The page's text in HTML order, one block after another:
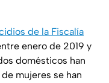
de la Fiscalía
enero de 2019 y
domésticos han
mujeres se han